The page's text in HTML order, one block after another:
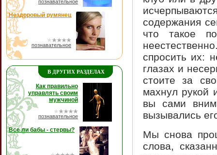
познавательное
Нездоровый румянец
познавательное
В ДРУГИХ РАЗДЕЛАХ
Как правильно
управлять своим
мужчиной
познавательное
Все ли бабы - стервы?
содержания
что такое
спросить их:
глазах и
стоите за
махнул рукой
вы сами
вызывались
Мы снова
слова,